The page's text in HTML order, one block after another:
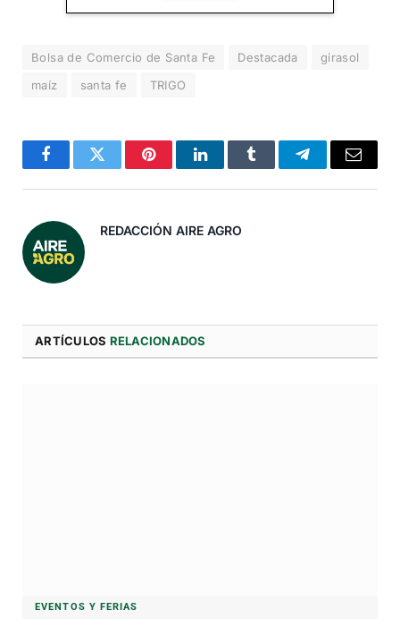
Bolsa de Comercio de Santa Fe Destacada
girasol
maíz
santa fe TRIGO
FacebookTwitter PinterestLinkedInTumblr TelegramCorreo
REDACCIÓN AIRE AGRO
ARTÍCULOS RELACIONADOS
EVENTOS Y FERIAS